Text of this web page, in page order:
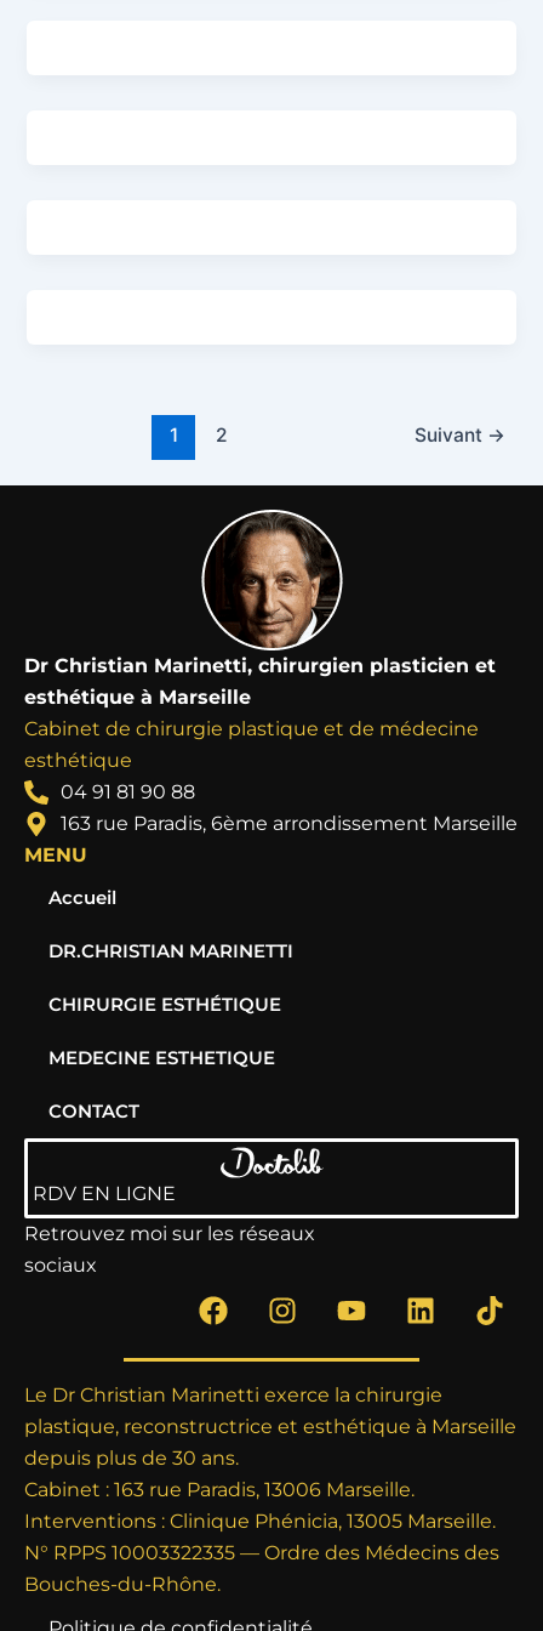
1 2 Suivant →
Dr Christian Marinetti, chirurgien plasticien et
esthétique à Marseille
Cabinet de chirurgie plastique et de médecine
esthétique
04 91 81 90 88
163 rue Paradis, 6ème arrondissement Marseille
MENU
Accueil
DR.CHRISTIAN MARINETTI
CHIRURGIE ESTHÉTIQUE
MEDECINE ESTHETIQUE
CONTACT
RDV EN LIGNE
Retrouvez moi sur les réseaux
sociaux
F
a
c
e
b
o
o
k
I
n
s
t
a
g
a
m
Y
o
u
t
u
b
L
i
n
k
e
d
T
i
o
k
Le Dr Christian Marinetti exerce la chirurgie
plastique, reconstructrice et esthétique à Marseille
depuis plus de 30 ans.
Cabinet : 163 rue Paradis, 13006 Marseille.
Interventions : Clinique Phénicia, 13005 Marseille.
N° RPPS 10003322335 — Ordre des Médecins des
Bouches-du-Rhône.